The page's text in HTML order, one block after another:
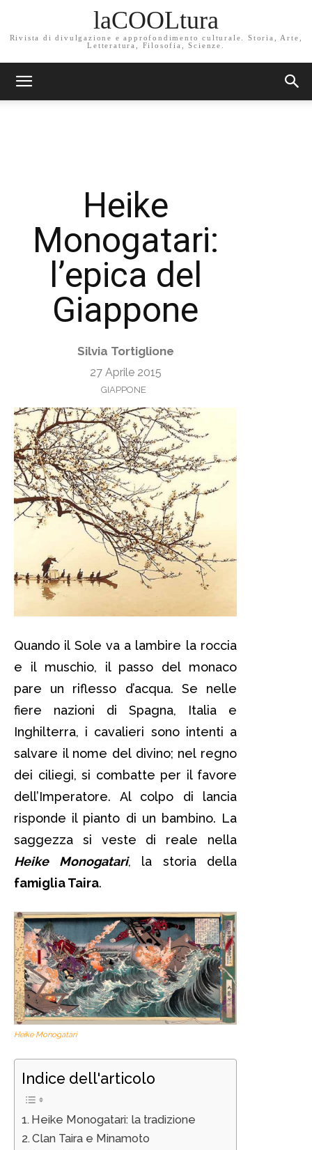
laCOOLtura
Rivista di divulgazione e approfondimento culturale. Storia, Arte,
Letteratura, Filosofia, Scienze.
Heike
Monogatari:
l’epica del
Giappone
Silvia Tortiglione
27 Aprile 2015
GIAPPONE
Quando il Sole va a lambire la roccia
e il muschio, il passo del monaco
pare un riflesso d’acqua. Se nelle
fiere nazioni di Spagna, Italia e
Inghilterra, i cavalieri sono intenti a
salvare il nome del divino; nel regno
dei ciliegi, si combatte per il favore
dell’Imperatore. Al colpo di lancia
risponde il pianto di un bambino. La
saggezza si veste di reale nella
Heike Monogatari, la storia della
famiglia Taira.
Heike Monogatari
Indice dell'articolo
Heike Monogatari: la tradizione
Clan Taira e Minamoto